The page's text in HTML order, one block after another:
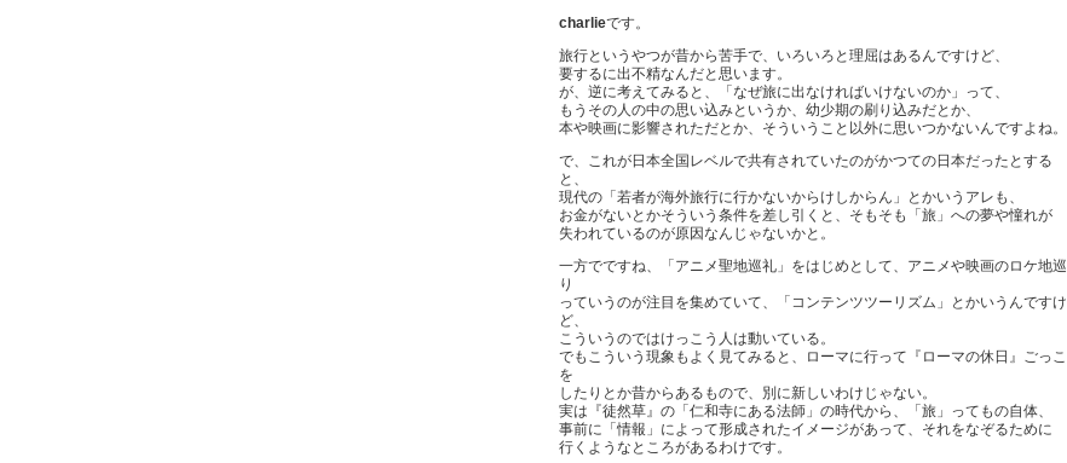
charlieです。
旅行というやつが昔から苦手で、いろいろと理屈はあるんですけど、
要するに出不精なんだと思います。
が、逆に考えてみると、「なぜ旅に出なければいけないのか」って、
もうその人の中の思い込みというか、幼少期の刷り込みだとか、
本や映画に影響されただとか、そういうこと以外に思いつかないんですよね。
で、これが日本全国レベルで共有されていたのがかつての日本だったとする
と、
現代の「若者が海外旅行に行かないからけしからん」とかいうアレも、
お金がないとかそういう条件を差し引くと、そもそも「旅」への夢や憧れが
失われているのが原因なんじゃないかと。
一方でですね、「アニメ聖地巡礼」をはじめとして、アニメや映画のロケ地巡
り
っていうのが注目を集めていて、「コンテンツツーリズム」とかいうんですけ
ど、
こういうのではけっこう人は動いている。
でもこういう現象もよく見てみると、ローマに行って『ローマの休日』ごっこ
を
したりとか昔からあるもので、別に新しいわけじゃない。
実は『徒然草』の「仁和寺にある法師」の時代から、「旅」ってもの自体、
事前に「情報」によって形成されたイメージがあって、それをなぞるために
行くようなところがあるわけです。